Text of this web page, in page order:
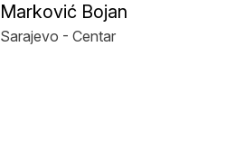
Marković Bojan
Sarajevo - Centar